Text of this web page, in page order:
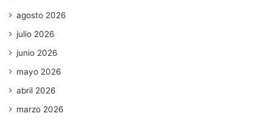
agosto 2026
julio 2026
junio 2026
mayo 2026
abril 2026
marzo 2026